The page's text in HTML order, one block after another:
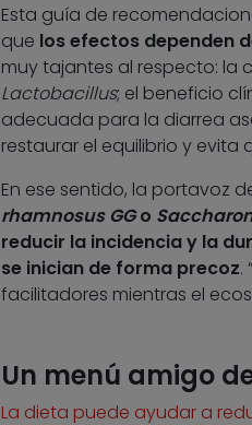
Esta guía de
que los efectos dependen
muy tajantes al respecto: la
Lactobacillus; el beneficio
adecuada para la diarrea
restaurar el equilibrio y evita
En ese sentido, la portavoz
rhamnosus GGo
reducir la incidencia y la
se inician de forma precoz.
facilitadores mientras el
Un menú amigo
La dieta puede ayudar a